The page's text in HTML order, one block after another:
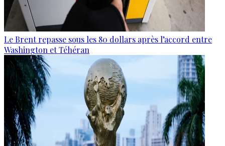
Le Brent repasse sous les 80 dollars après l’accord entre
Washington et Téhéran